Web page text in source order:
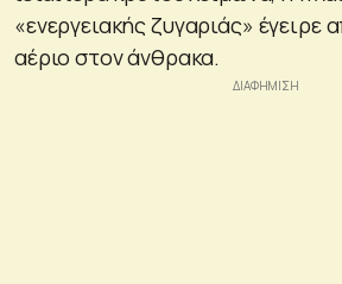
«ενεργειακής ζυγαριάς» έγειρε
αέριο στον άνθρακα.